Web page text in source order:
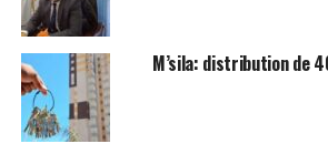
M’sila: distribution de